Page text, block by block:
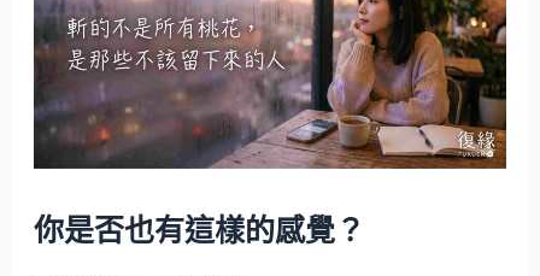
你是否也有這樣的感覺？